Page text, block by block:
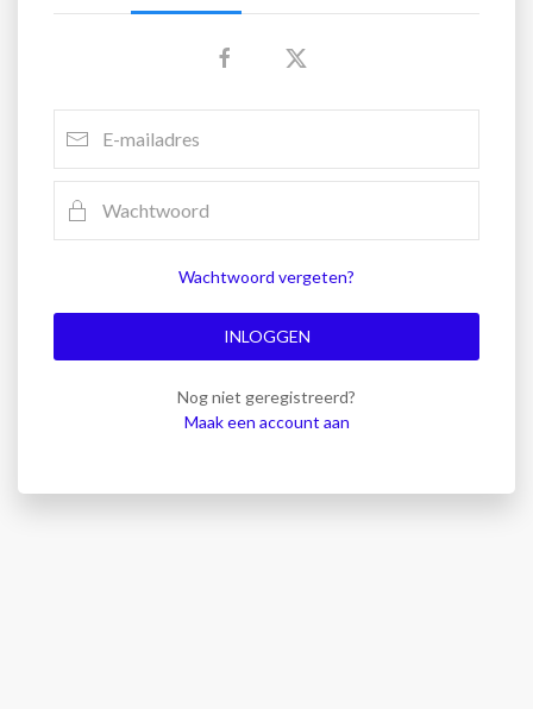
Wachtwoord vergeten?
INLOGGEN
Nog niet geregistreerd?
Maak een account aan